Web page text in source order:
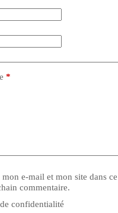
*
e-mail et mon site dans ce
commentaire.
confidentialité